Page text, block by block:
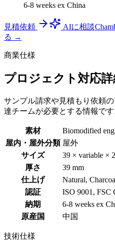
6-8 weeks ex China
見積依頼 AIに相談
る →
商業仕様
プロジェクト対応詳
サンプル請求や見積もり依頼
達チームが必要とする情報です
素材
Biomodified
屋内・屋外分類 屋外
サイズ
39 × variable ×
厚さ
39 mm
仕上げ
Natural,
認証
ISO 9001, FSC
納期
6-8 weeks ex
原産国
中国
技術仕様